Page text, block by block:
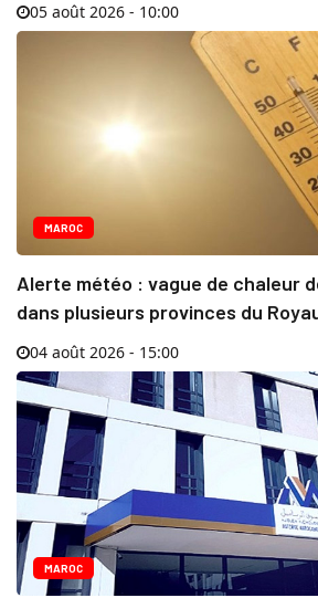
05 août 2026 - 10:00
MAROC
Alerte météo : vague de chaleur
dans plusieurs provinces du
04 août 2026 - 15:00
MAROC